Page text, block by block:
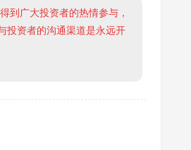
到广大投资者的热情参与，
投资者的沟通渠道是永远开